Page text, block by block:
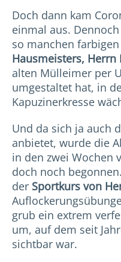
Doch dann kam
einmal aus.
so manchen
Hausmeisters, Herrn
alten Mülleimer per
umgestaltet hat, in
Kapuzinerkresse
Und da sich ja auch
anbietet, wurde die
in den zwei Wochen
doch noch
der Sportkurs von
grub ein extrem
um, auf dem seit
sichtbar war.